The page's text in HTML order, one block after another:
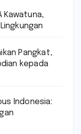
Kawatuna,
Pangkat,
kepada
Indonesia: